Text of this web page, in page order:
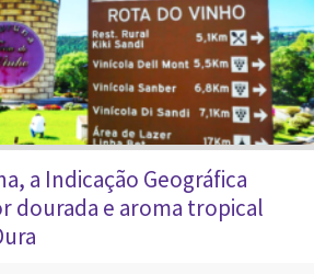
a Indicação Geográfica
dourada e aroma tropical